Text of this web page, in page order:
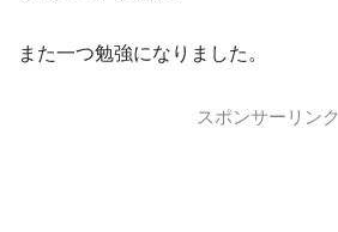
また一つ勉強になりました。
スポンサーリンク